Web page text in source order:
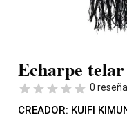
Echarpe
0
CREADOR: KUIFI